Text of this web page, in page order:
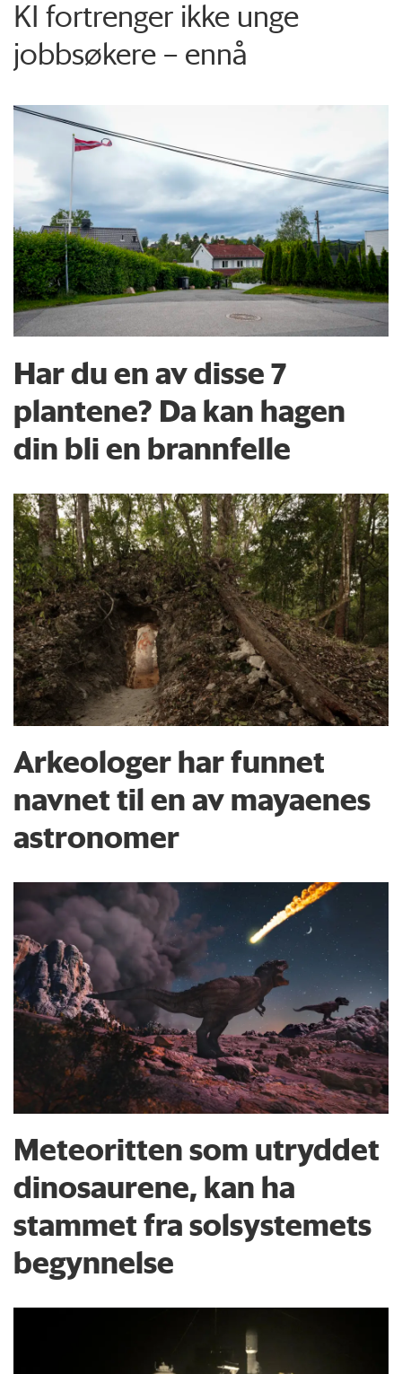
KI fortrenger ikke unge
jobbsøkere – ennå
Har du en av disse 7
plantene? Da kan hagen
din bli en brannfelle
Arkeologer har funnet
navnet til en av mayaenes
astronomer
Meteoritten som utryddet
dinosaurene, kan ha
stammet fra solsystemets
begynnelse